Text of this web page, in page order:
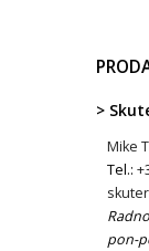
>
Mike
Tel.:
pon-